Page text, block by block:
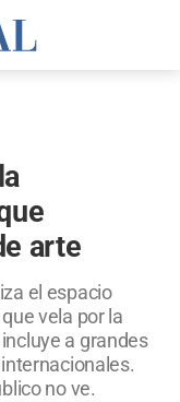
arte
el espacio
vela por la
a grandes
no ve.